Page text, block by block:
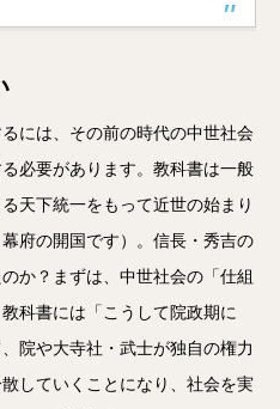
には、その前の時代の中世社会
必要があります。教科書は一般
天下統一をもって近世の始まり
府の開国です）。信長・秀吉の
か？まずは、中世社会の「仕組
科書には「こうして院政期に
院や大寺社・武士が独自の権力
していくことになり、社会を実